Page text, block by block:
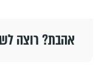
אהבת? רוצה